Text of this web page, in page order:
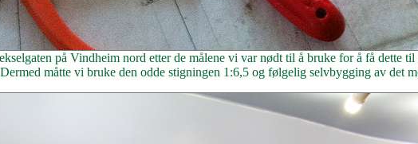
på Vindheim nord etter de målene vi var nødt til å bruke for å få dette
Dermed måtte vi bruke den odde stigningen 1:6,5 og følgelig selvbygging av det